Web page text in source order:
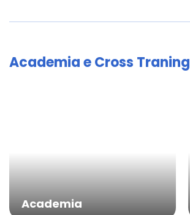
Academia e Cross Traning
Academia